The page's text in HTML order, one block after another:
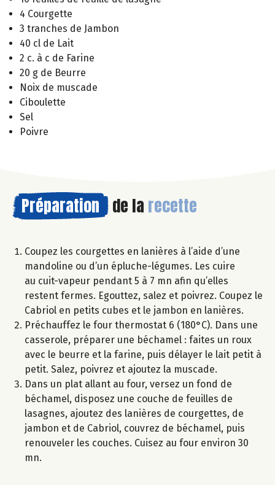
4 Courgette
3 tranches de Jambon
40 cl de Lait
2 c. à c de Farine
20 g de Beurre
Noix de muscade
Ciboulette
Sel
Poivre
Préparation de la recette
Coupez les courgettes en lanières à l’aide d’une
mandoline ou d’un épluche-légumes. Les cuire
au cuit-vapeur pendant 5 à 7 mn afin qu’elles
restent fermes. Egouttez, salez et poivrez. Coupez le
Cabriol en petits cubes et le jambon en lanières.
Préchauffez le four thermostat 6 (180°C). Dans une
casserole, préparer une béchamel : faites un roux
avec le beurre et la farine, puis délayer le lait petit à
petit. Salez, poivrez et ajoutez la muscade.
Dans un plat allant au four, versez un fond de
béchamel, disposez une couche de feuilles de
lasagnes, ajoutez des lanières de courgettes, de
jambon et de Cabriol, couvrez de béchamel, puis
renouveler les couches. Cuisez au four environ 30
mn.